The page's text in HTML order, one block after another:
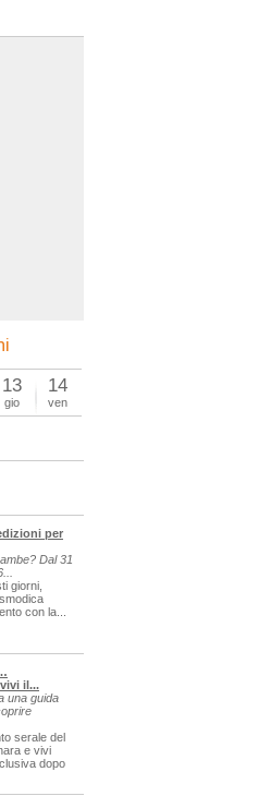
13
gio
14
ven
per
Dal 31
giorni,
con la...
il...
una guida
serale del
e vivi
dopo